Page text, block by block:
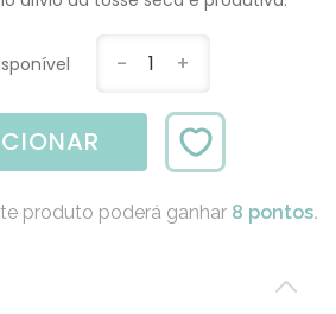
- 1 +
produto poderá ganhar 8 pontos.